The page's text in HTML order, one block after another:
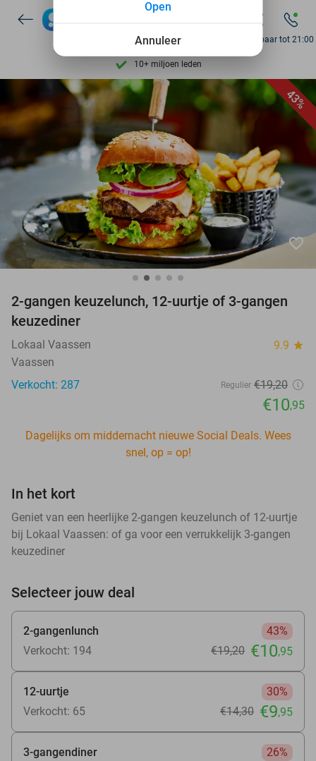
9,4 op basis van206.226 reviews
Ontdek 15.000+ deals
7 dagen per week beschikbaar
10+ miljoen leden
Bereikbaar tot 21:00
43%
favorite_border
2-gangen keuzelunch, 12-uurtje of 3-gangen
keuzediner
Lokaal Vaassen 9.9 star
Vaassen
Verkocht: 287
Regulier €19,20
€10,95
Dagelijks om middernacht nieuwe Social Deals. Wees
snel, op = op!
In het kort
Geniet van een heerlijke 2-gangen keuzelunch of 12-uurtje
bij Lokaal Vaassen: of ga voor een verrukkelijk 3-gangen
keuzediner
Selecteer jouw deal
2-gangenlunch
43%
Verkocht: 194
€19,20 €10,95
12-uurtje
30%
Verkocht: 65
€14,30 €9,95
3-gangendiner
26%
Annuleer
Open